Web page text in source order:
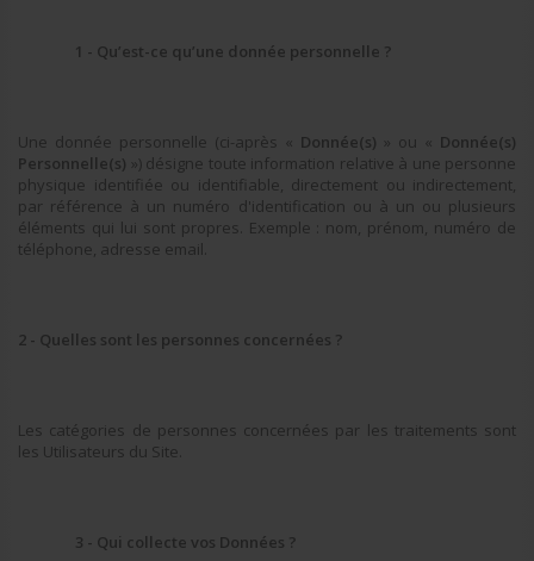
1 - Qu’est-ce qu’une donnée personnelle ?
Une donnée personnelle (ci-après « Donnée(s) » ou « Donnée(s)
Personnelle(s) ») désigne toute information relative à une personne
physique identifiée ou identifiable, directement ou indirectement,
par référence à un numéro d'identification ou à un ou plusieurs
éléments qui lui sont propres. Exemple : nom, prénom, numéro de
téléphone, adresse email.
2 - Quelles sont les personnes concernées ?
Les catégories de personnes concernées par les traitements sont
les Utilisateurs du Site.
3 - Qui collecte vos Données ?